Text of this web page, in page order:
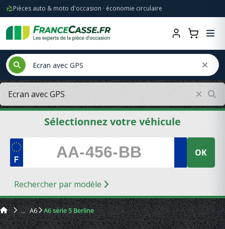
Pièces auto & moto d'occasion · économie circulaire
Sélectionnez votre véhicule
OK
Rechercher par modèle
A6 A6 série 5 Berline